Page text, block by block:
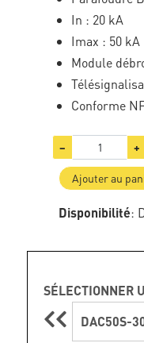
In : 20 kA
Imax : 50 kA
Module
Conforme
− +
Ajouter au
Disponibilité:
SÉLECTIONNER
DAC50S-